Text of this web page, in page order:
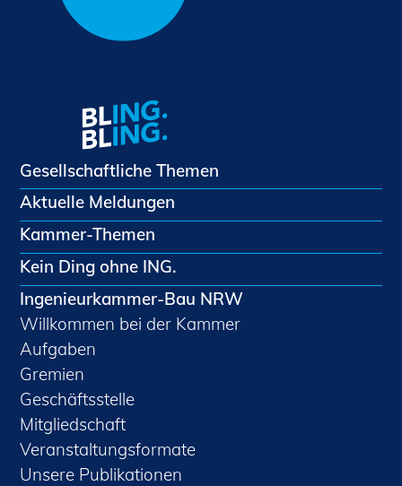
Gesellschaftliche Themen
Aktuelle Meldungen
Kammer-Themen
Kein Ding ohne ING.
Ingenieurkammer-Bau NRW
Willkommen bei der Kammer
Aufgaben
Gremien
Geschäftsstelle
Mitgliedschaft
Veranstaltungsformate
Unsere Publikationen